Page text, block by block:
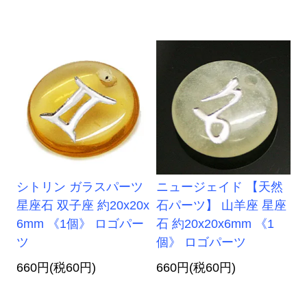
シトリン ガラスパーツ
星座石 双子座 約20x20x
6mm 《1個》 ロゴパー
ツ
660円(税60円)
ニュージェイド 【天然
石パーツ】 山羊座 星座
石 約20x20x6mm 《1
個》 ロゴパーツ
660円(税60円)